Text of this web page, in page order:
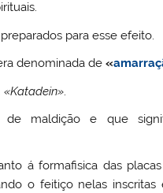
preparados para esse efeito.
denominada de«
«Katadein»
de maldição e que
á formafisica das
o feitiço nelas inscritas